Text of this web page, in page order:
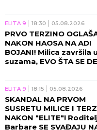
ELITA 9 18:30 05.08.2026
PRVO TERZINO
NAKON HAOSA NA ADI
BOJANI! Milica završila u
suzama, EVO ŠTA SE
ELITA 9 18:15 05.08.2026
SKANDAL NA PRVOM
SUSRETU MILICE I
NAKON "ELITE"!
Barbare SE SVAĐAJU